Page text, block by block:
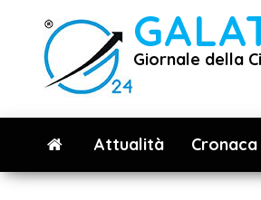
contenuto
Giornale della
Attualità Cronaca